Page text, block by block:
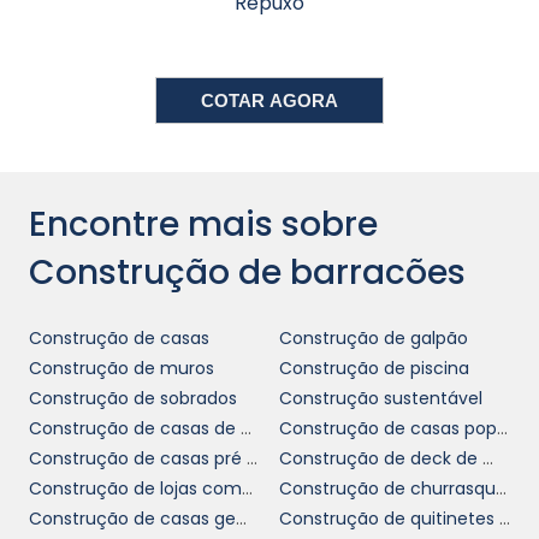
Além dos baixos custos de manutenção, a
relacionados ao espaço de ocupação. A
possibilidade de expansão em terreno próprio
reduz custos com aluguéis e outros encargos
operacionais. Portanto, com um
planejamento eficaz, a construção de
barracões é uma decisão estratégica que
traz benefícios financeiros substanciais e
duradouros.
IMPACTO NA LOGÍSTICA E
EFICIÊNCIA OPERACIONAL
COTAR AGORA
Encontre mais sobre
Construção de barracões
Construção de casas
Construção de galpão
Construção de muros
Construção de piscina
Construção de sobrados
Construção sustentável
Construção de casas de alto padrão
Construção de casas populares
Construção de casas pré moldadas
Construção de deck de madeira
Construção de lojas comerciais
Construção de churrasqueiras de alvenaria
Construção de casas geminadas
Construção de quitinetes para aluguel